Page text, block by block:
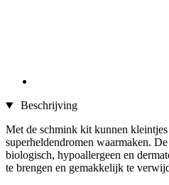
Beschrijving
Met de schmink kit kunnen
superheldendromen waarmaken.
biologisch, hypoallergeen en
te brengen en gemakkelijk te